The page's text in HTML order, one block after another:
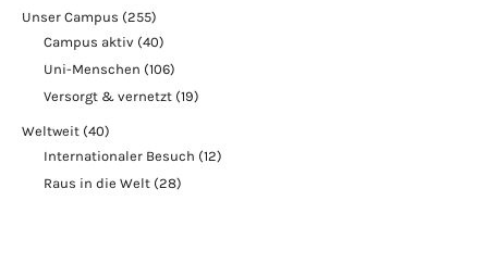
Unser Campus (255)
Campus aktiv (40)
Uni-Menschen (106)
Versorgt & vernetzt (19)
Weltweit (40)
Internationaler Besuch (12)
Raus in die Welt (28)